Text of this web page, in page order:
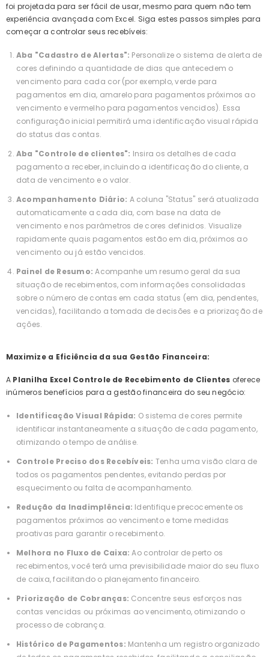
foi projetada para ser fácil de usar, mesmo para quem não tem
experiência avançada com Excel. Siga estes passos simples para
começar a controlar seus recebíveis:
Aba "Cadastro de Alertas": Personalize o sistema de alerta de
cores definindo a quantidade de dias que antecedem o
vencimento para cada cor (por exemplo, verde para
pagamentos em dia, amarelo para pagamentos próximos ao
vencimento e vermelho para pagamentos vencidos). Essa
configuração inicial permitirá uma identificação visual rápida
do status das contas.
Aba "Controle de clientes": Insira os detalhes de cada
pagamento a receber, incluindo a identificação do cliente, a
data de vencimento e o valor.
Acompanhamento Diário: A coluna "Status" será atualizada
automaticamente a cada dia, com base na data de
vencimento e nos parâmetros de cores definidos. Visualize
rapidamente quais pagamentos estão em dia, próximos ao
vencimento ou já estão vencidos.
Painel de Resumo: Acompanhe um resumo geral da sua
situação de recebimentos, com informações consolidadas
sobre o número de contas em cada status (em dia, pendentes,
vencidas), facilitando a tomada de decisões e a priorização de
ações.
Maximize a Eficiência da sua Gestão Financeira:
A Planilha Excel Controle de Recebimento de Clientes oferece
inúmeros benefícios para a gestão financeira do seu negócio:
Identificação Visual Rápida: O sistema de cores permite
identificar instantaneamente a situação de cada pagamento,
otimizando o tempo de análise.
Controle Preciso dos Recebíveis: Tenha uma visão clara de
todos os pagamentos pendentes, evitando perdas por
esquecimento ou falta de acompanhamento.
Redução da Inadimplência: Identifique precocemente os
pagamentos próximos ao vencimento e tome medidas
proativas para garantir o recebimento.
Melhora no Fluxo de Caixa: Ao controlar de perto os
recebimentos, você terá uma previsibilidade maior do seu fluxo
de caixa, facilitando o planejamento financeiro.
Priorização de Cobranças: Concentre seus esforços nas
contas vencidas ou próximas ao vencimento, otimizando o
processo de cobrança.
Histórico de Pagamentos: Mantenha um registro organizado